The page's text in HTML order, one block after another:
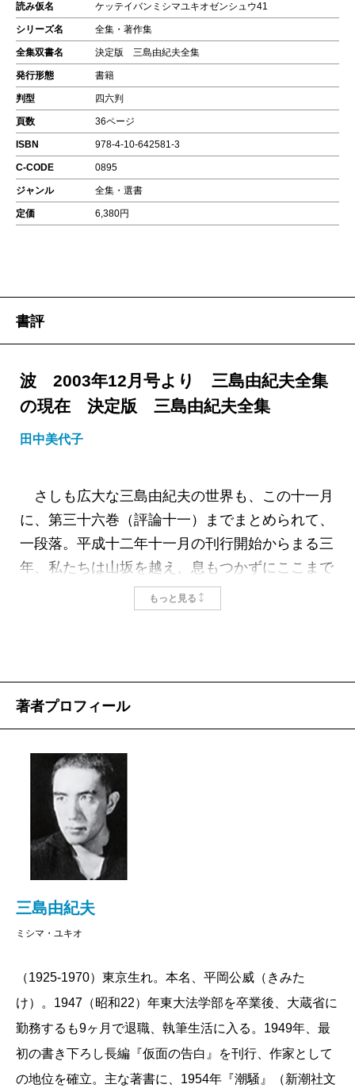
読み仮名 ケッテイバンミシマユキオゼンシュウ41
シリーズ名 全集・著作集
全集双書名 決定版 三島由紀夫全集
発行形態 書籍
判型 四六判
頁数 36ページ
ISBN 978-4-10-642581-3
C-CODE 0895
ジャンル 全集・選書
定価 6,380円
書評
波 2003年12月号より 三島由紀夫全集
の現在 決定版 三島由紀夫全集
田中美代子
さしも広大な三島由紀夫の世界も、この十一月
に、第三十六巻（評論十一）までまとめられて、
一段落。平成十二年十一月の刊行開始からまる三
年、私たちは山坂を越え、息もつかずにここまで
登りつめた、という感慨が深い。
今回の決定版全集は、没後の第一回全集を経て
トなど、久しく待たれていた未公開資料が収録で
きたのは、何よりもうれしいことである。
当時に比べて研究が充実深化するのは当然とし
ても、三島文学には、これを取り巻く一種魔的な
磁界があって、絶えずマニヤックな研究家、コレ
クターをひきよせるかのようであり、佐藤秀明、
井上隆史、山中剛史氏をはじめ、編集協力の諸氏
は、いずれも“考古学者の執念をもつ”資料発掘の
鬼であり、時には古代文字解読のアクロバット的
努力をも要して、全体像は雲間から徐々にその威
が、そもそも旧全集からの著者の遺言だが、無論
これは“三島由紀夫ならでは”の自負の言と読め
る。四方に飛び散った飛沫の一粒々々が、ことご
とく小さな光を宿して燦めくように、呪術にかか
もっと見る
著者プロフィール
三島由紀夫
ミシマ・ユキオ
（1925-1970）東京生れ。本名、平岡公威（きみた
け）。1947（昭和22）年東大法学部を卒業後、大蔵省に
勤務するも9ヶ月で退職、執筆生活に入る。1949年、最
初の書き下ろし長編『仮面の告白』を刊行、作家として
の地位を確立。主な著書に、1954年『潮騒』（新潮社文